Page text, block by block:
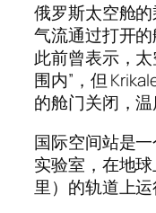
俄罗斯太空舱
气流通过打开
此前曾表示，
围内”，但
的舱门关闭，温
国际空间站是
实验室，在地
里）的轨道上运